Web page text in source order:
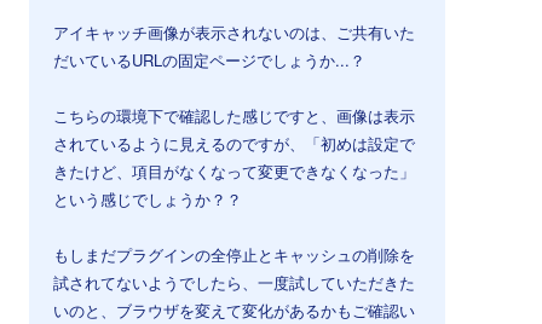
アイキャッチ画像が表示されないのは、ご共有いた
だいているURLの固定ページでしょうか...？
こちらの環境下で確認した感じですと、画像は表示
されているように見えるのですが、「初めは設定で
きたけど、項目がなくなって変更できなくなった」
という感じでしょうか？？
もしまだプラグインの全停止とキャッシュの削除を
試されてないようでしたら、一度試していただきた
いのと、ブラウザを変えて変化があるかもご確認い